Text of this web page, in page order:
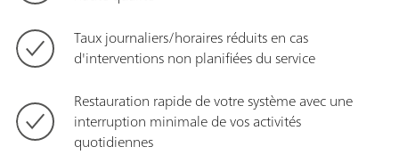
Taux journaliers/horaires réduits en cas
d'interventions non planifiées du service
Restauration rapide de votre système avec une
interruption minimale de vos activités
quotidiennes